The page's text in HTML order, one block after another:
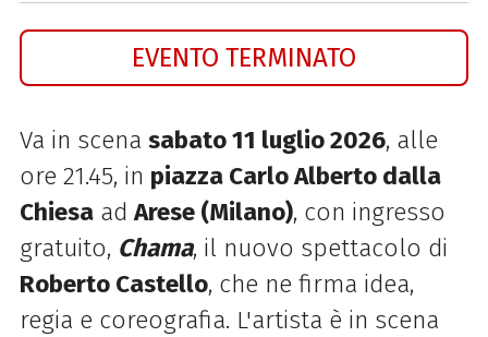
EVENTO TERMINATO
Va in scena sabato 11 luglio 2026, alle
ore 21.45, in piazza Carlo Alberto dalla
ChiesaadArese (Milano), con ingresso
gratuito, Chama, il nuovo spettacolo di
Roberto Castello, che ne firma idea,
regia e coreografia. L'artista è in scena